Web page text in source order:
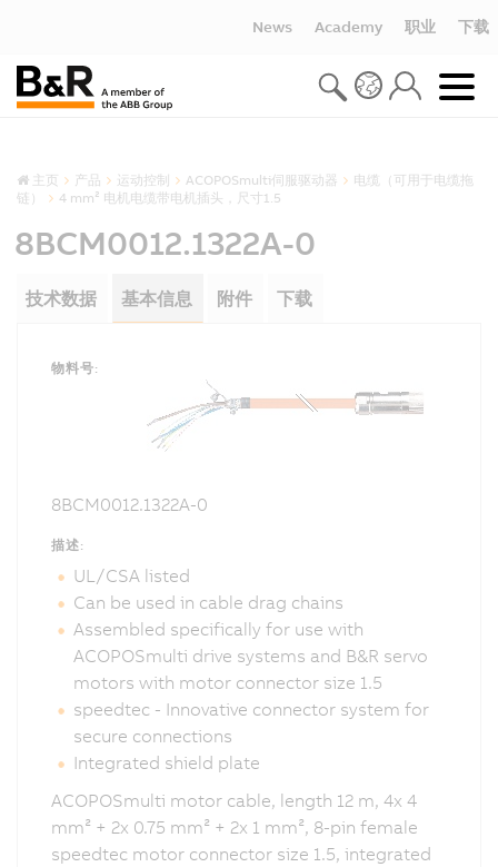
News Academy 职业 下载
主页 产品 运动控制 ACOPOSmulti伺服驱动器
电缆（可用于电缆拖
链）
4 mm² 电机电缆带电机插头，尺寸1.5
8BCM0012.1322A-0
技术数据 基本信息 附件 下载
物料号:
8BCM0012.1322A-0
描述:
UL/CSA listed
Can be used in cable drag chains
Assembled specifically for use with
ACOPOSmulti drive systems and B&R servo
motors with motor connector size 1.5
speedtec - Innovative connector system for
secure connections
Integrated shield plate
ACOPOSmulti motor cable, length 12 m, 4x 4
mm² + 2x 0.75 mm² + 2x 1 mm², 8-pin female
speedtec motor connector size 1.5, integrated